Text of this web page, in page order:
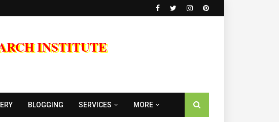
INSTITUTE
BLOGGING SERVICES MORE
etc.